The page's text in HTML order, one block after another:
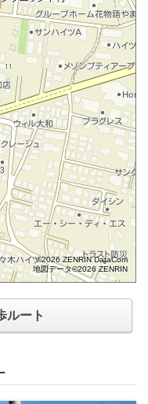
©2026 ZENRIN DataCom
地図データ©2026 ZENRIN
ルート